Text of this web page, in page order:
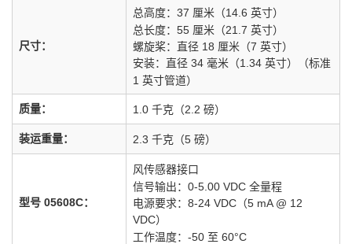
尺寸：
总高度：37 厘米（14.6 英寸）
总长度：55 厘米（21.7 英寸）
螺旋桨：直径 18 厘米（7 英寸）
安装：直径 34 毫米（1.34 英寸）（标准
1 英寸管道）
质量： 1.0 千克（2.2 磅）
装运重量： 2.3 千克（5 磅）
型号 05608C：
风传感器接口
信号输出：0-5.00 VDC 全量程
电源要求：8-24 VDC（5 mA @ 12
VDC）
工作温度：-50 至 60°C